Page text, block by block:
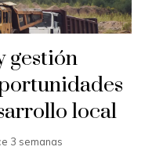
gestión
local
3 semanas